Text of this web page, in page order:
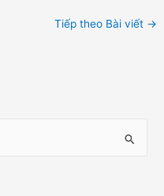
Tiếp theo Bài viết →